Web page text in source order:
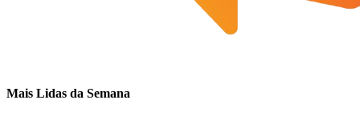
Mais Lidas da Semana